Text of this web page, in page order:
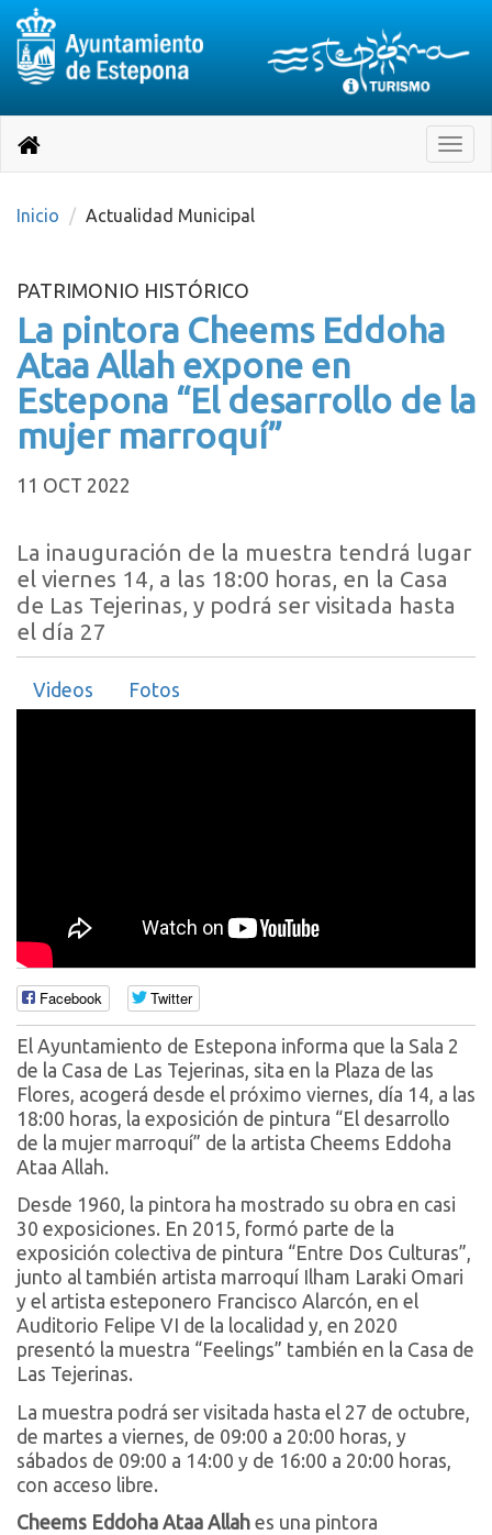
página
Toggle
Destino:
Volver
inicio
Inicio Actualidad Municipal
PATRIMONIO HISTÓRICO
La pintora Cheems Eddoha
Ataa Allah expone en
Estepona “El desarrollo de la
mujer marroquí”
11 OCT 2022
La inauguración de la muestra tendrá lugar
el viernes 14, a las 18:00 horas, en la Casa
de Las Tejerinas, y podrá ser visitada hasta
el día 27
Videos Fotos
Facebook Twitter
El Ayuntamiento de Estepona informa que la Sala 2
de la Casa de Las Tejerinas, sita en la Plaza de las
Flores, acogerá desde el próximo viernes, día 14, a las
18:00 horas, la exposición de pintura “El desarrollo
de la mujer marroquí” de la artista Cheems Eddoha
Ataa Allah.
Desde 1960, la pintora ha mostrado su obra en casi
30 exposiciones. En 2015, formó parte de la
exposición colectiva de pintura “Entre Dos Culturas”,
junto al también artista marroquí Ilham Laraki Omari
y el artista esteponero Francisco Alarcón, en el
Auditorio Felipe VI de la localidad y, en 2020
presentó la muestra “Feelings” también en la Casa de
Las Tejerinas.
La muestra podrá ser visitada hasta el 27 de octubre,
de martes a viernes, de 09:00 a 20:00 horas, y
sábados de 09:00 a 14:00 y de 16:00 a 20:00 horas,
con acceso libre.
Cheems Eddoha Ataa Allah es una pintora